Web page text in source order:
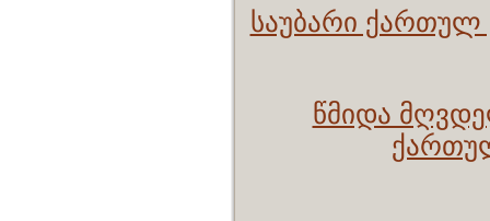
საუბარი ქართულ
წმიდა